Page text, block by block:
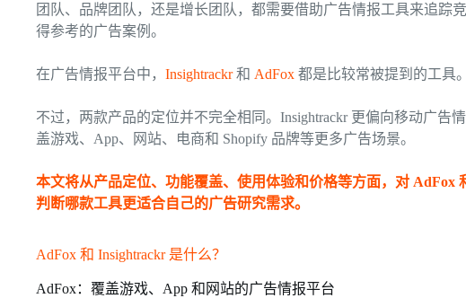
团队、品牌团队，还是增长团队，都需要借助广告情报工具来追踪
得参考的广告案例。
在广告情报平台中， Insightrackr和 AdFox 都是比较常被提到的工具。
不过，两款产品的定位并不完全相同。Insightrackr 更偏向移动广告
盖游戏、App、网站、电商和 Shopify 品牌等更多广告场景。
本文将从产品定位、功能覆盖、使用体验和价格等方面，对 AdFox
判断哪款工具更适合自己的广告研究需求。
AdFox 和 Insightrackr 是什么？
AdFox：覆盖游戏、App 和网站的广告情报平台